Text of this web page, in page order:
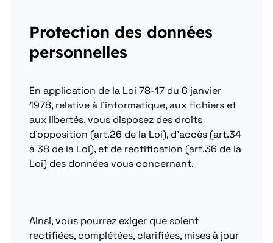
Protection des données
personnelles
En application de la Loi 78-17 du 6 janvier
1978, relative à l’informatique, aux fichiers et
aux libertés, vous disposez des droits
d’opposition (art.26 de la Loi), d’accès (art.34
à 38 de la Loi), et de rectification (art.36 de la
Loi) des données vous concernant.
Ainsi, vous pourrez exiger que soient
rectifiées, complétées, clarifiées, mises à jour